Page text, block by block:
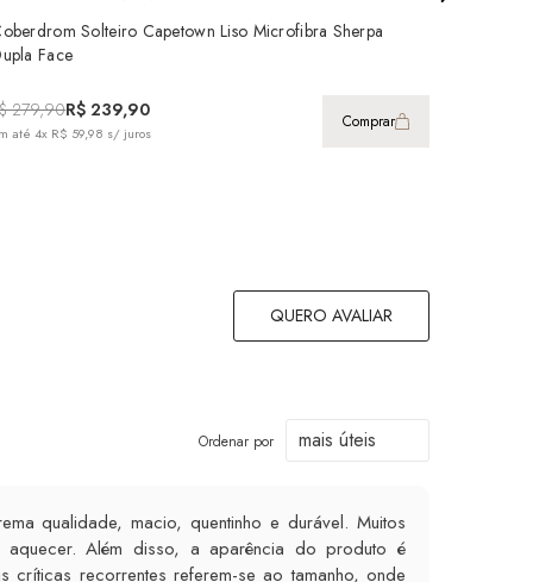
Solteiro Capetown Liso Microfibra Sherpa
Face
279,90R$ 239,90
até 4x R$ 59,98 s/ juros
Comprar
QUERO AVALIAR
Ordenar por
qualidade, macio, quentinho e durável. Muitos
Além disso, a aparência do produto é
recorrentes referem-se ao tamanho, onde